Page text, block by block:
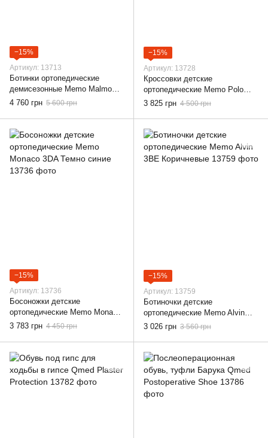
−15%
Артикул: 13713
Ботинки ортопедические
демисезонные Memo Malmo
1FD, 22
4 760 грн 5 600 грн
−15%
Артикул: 13728
Кроссовки детские
ортопедические Memo Polo
Junior 3DA, 22
3 825 грн 4 500 грн
−15%
Артикул: 13736
Босоножки детские
ортопедические Memo Monaco
3DA Темно синие, 22
3 783 грн 4 450 грн
−15%
Артикул: 13759
Ботиночки детские
ортопедические Memo Alvin
3BE Коричневые, 19
3 026 грн 3 560 грн